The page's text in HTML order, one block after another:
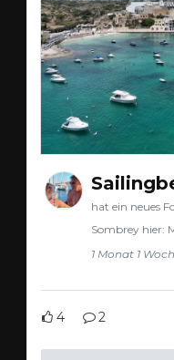
hat ein neues
Sombrey hier:
1 Monat 1
4 2